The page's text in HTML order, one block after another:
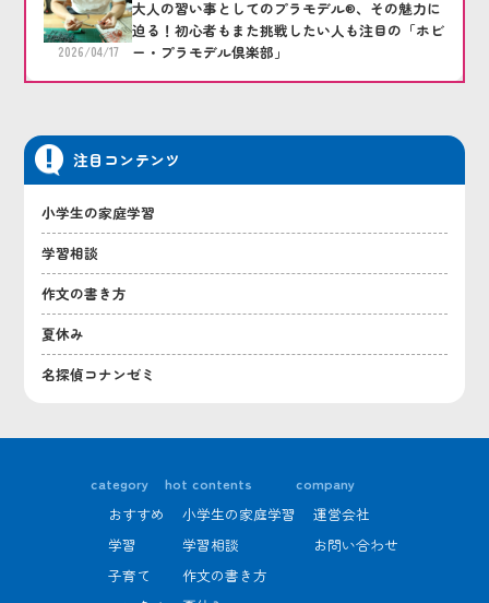
2026/04/17
大人の習い事としてのプラモデル®、その魅力に
迫る！初心者もまた挑戦したい人も注目の「ホビ
ー・プラモデル倶楽部」
注目コンテンツ
小学生の家庭学習
学習相談
作文の書き方
夏休み
名探偵コナンゼミ
category
おすすめ
学習
子育て
hot contents
小学生の家庭学習
学習相談
作文の書き方
company
運営会社
お問い合わせ